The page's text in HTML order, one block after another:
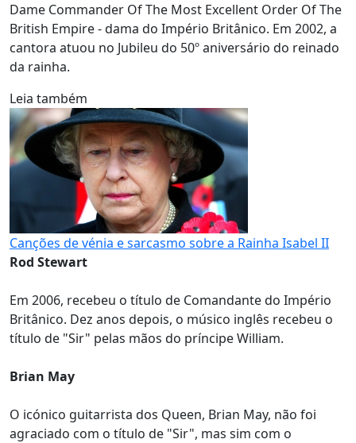
Dame Commander Of The Most Excellent Order Of The
British Empire - dama do Império Britânico. Em 2002, a
cantora atuou no Jubileu do 50º aniversário do reinado
da rainha.
Leia também
Canções de vénia e sarcasmo sobre a Rainha Isabel II
Rod Stewart
Em 2006, recebeu o título de Comandante do Império
Britânico. Dez anos depois, o músico inglês recebeu o
título de "Sir" pelas mãos do príncipe William.
Brian May
O icónico guitarrista dos Queen, Brian May, não foi
agraciado com o título de "Sir", mas sim com o